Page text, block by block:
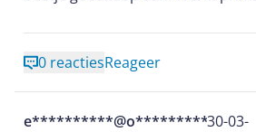
0 reactiesReageer
e**********@o**********30-03-